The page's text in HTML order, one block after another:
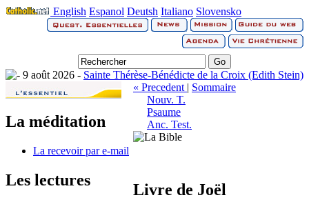
English Espanol Deutsh Italiano Slovensko
9 août 2026 - Sainte Thérèse-Bénédicte de la Croix (Edith Stein)
La méditation
La recevoir par e-mail
Les lectures
« Precedent | Sommaire
Nouv. T.
Psaume
Anc. Test.
Livre de Joël